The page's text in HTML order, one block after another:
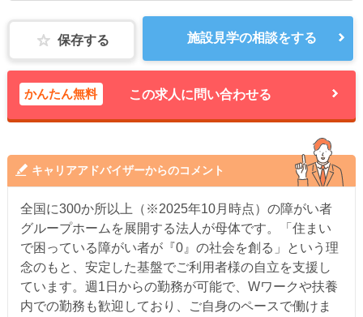
保存する 施設見学の相談をする
かんたん無料 この求人に問い合わせる
キャリアアドバイザーからのコメント
全国に300か所以上（※2025年10月時点）の障がい者
グループホームを展開する法人が母体です。「住まい
で困っている障がい者が『0』の社会を創る」という理
念のもと、安定した基盤でご利用者様の自立を支援し
ています。週1日からの勤務が可能で、Wワークや扶養
内での勤務も歓迎しており、ご自身のペースで働けま